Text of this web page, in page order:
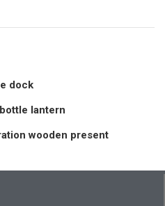
dock
lantern
wooden present